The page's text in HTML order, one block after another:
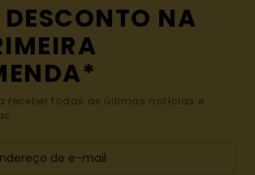
DESCONTO NA
receber todas as últimas notícias e